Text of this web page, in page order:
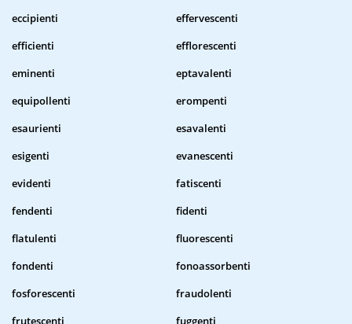
eccipienti
effervescenti
efficienti
efflorescenti
eminenti
eptavalenti
equipollenti
erompenti
esaurienti
esavalenti
esigenti
evanescenti
evidenti
fatiscenti
fendenti
fidenti
flatulenti
fluorescenti
fondenti
fonoassorbenti
fosforescenti
fraudolenti
frutescenti
fuggenti